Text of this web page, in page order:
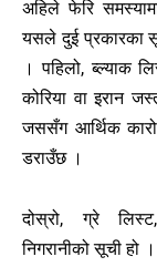
अहिले फेरि
यसले दुई प्रकारका
। पहिलो, ब्ल्याक
कोरिया वा इरान
जससँग आर्थिक
डराउँछ ।
दोस्रो, ग्रे
निगरानीको सूची हो